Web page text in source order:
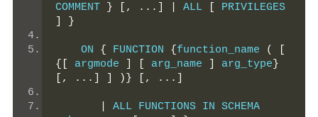
COMMENT
} [, ...] ALL
}
    ON
{ FUNCTION { function_name (
{[
argmode arg_name arg_type }
[,
...] )} [, ...]
ALL FUNCTIONS IN SCHEMA